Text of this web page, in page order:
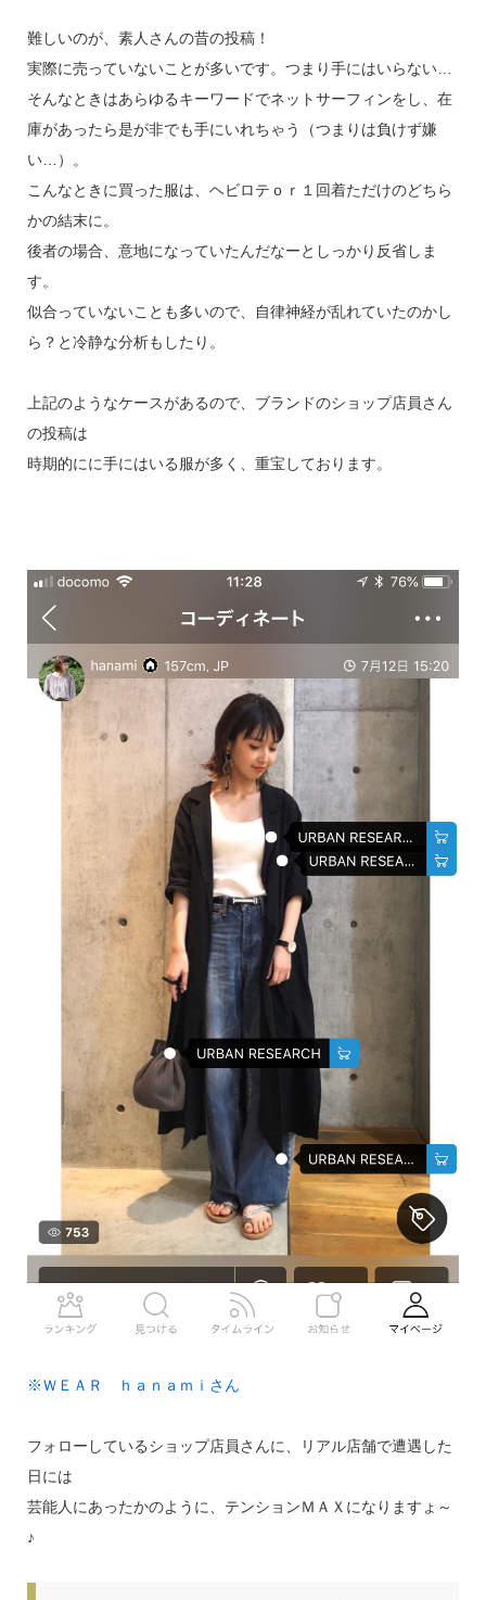
難しいのが、素人さんの昔の投稿！
実際に売っていないことが多いです。つまり手にはいらない…
そんなときはあらゆるキーワードでネットサーフィンをし、在
庫があったら是が非でも手にいれちゃう（つまりは負けず嫌
い…）。
こんなときに買った服は、ヘビロテｏｒ１回着ただけのどちら
かの結末に。
後者の場合、意地になっていたんだなーとしっかり反省しま
す。
似合っていないことも多いので、自律神経が乱れていたのかし
ら？と冷静な分析もしたり。
上記のようなケースがあるので、ブランドのショップ店員さん
の投稿は
時期的にに手にはいる服が多く、重宝しております。
※ＷＥＡＲ ｈａｎａｍｉさん
フォローしているショップ店員さんに、リアル店舗で遭遇した
日には
芸能人にあったかのように、テンションＭＡＸになりますょ～
♪